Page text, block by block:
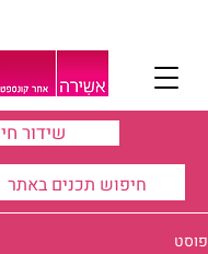
שידור חי
פוסט